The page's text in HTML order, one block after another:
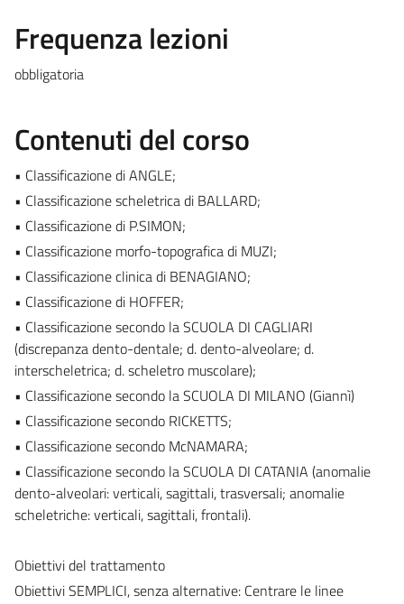
Frequenza lezioni
obbligatoria
Contenuti del corso
• Classificazione di ANGLE;
• Classificazione scheletrica di BALLARD;
• Classificazione di P.SIMON;
• Classificazione morfo-topografica di MUZI;
• Classificazione clinica di BENAGIANO;
• Classificazione di HOFFER;
• Classificazione secondo la SCUOLA DI CAGLIARI
(discrepanza dento-dentale; d. dento-alveolare; d.
interscheletrica; d. scheletro muscolare);
• Classificazione secondo la SCUOLA DI MILANO (Giannì)
• Classificazione secondo RICKETTS;
• Classificazione secondo McNAMARA;
• Classificazione secondo la SCUOLA DI CATANIA (anomalie
dento-alveolari: verticali, sagittali, trasversali; anomalie
scheletriche: verticali, sagittali, frontali).
Obiettivi del trattamento
Obiettivi SEMPLICI, senza alternative: Centrare le linee